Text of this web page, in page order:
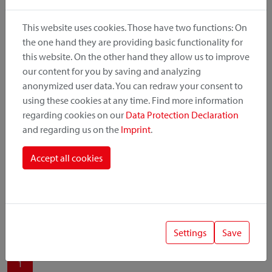
produit, le point de montage et le système de fixation.
Catégorie de produit
Position de montage
Système de fixation
1
This website uses cookies. Those have two functions: On
the one hand they are providing basic functionality for
this website. On the other hand they allow us to improve
our content for you by saving and analyzing
anonymized user data. You can redraw your consent to
using these cookies at any time. Find more information
regarding cookies on our Data Protection Declaration
and regarding us on the Imprint.
Accept all cookies
Settings Save